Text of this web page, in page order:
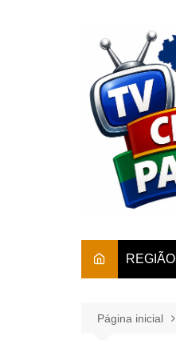
REGIÃO
Página inicial